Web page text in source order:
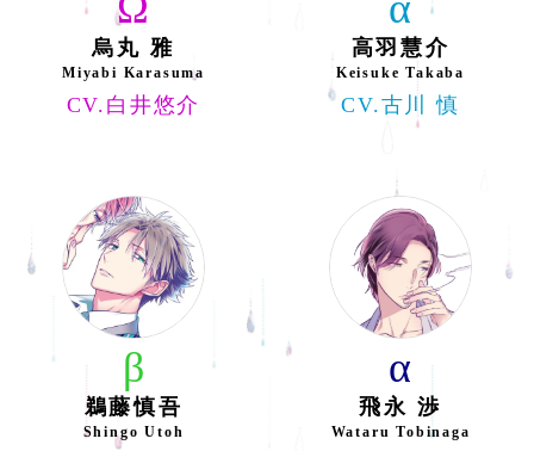
烏丸 雅
Miyabi Karasuma
CV.白井悠介
高羽慧介
Keisuke Takaba
CV.古川 慎
β
鵜藤慎吾
Shingo Utoh
α
飛永 渉
Wataru Tobinaga